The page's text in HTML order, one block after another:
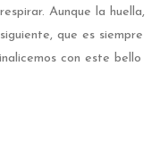
Aunque la huella,
que es siempre
con este bello